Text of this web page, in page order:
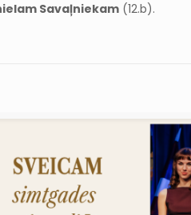
Savaļniekam (12.b).